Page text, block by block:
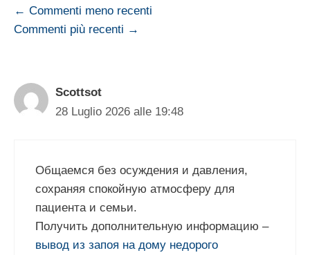
Navigazione
commenti
← Commenti meno recenti
Commenti più recenti →
Scottsot
28 Luglio 2026 alle 19:48
Общаемся без осуждения и давления,
сохраняя спокойную атмосферу для
пациента и семьи.
Получить дополнительную информацию –
вывод из запоя на дому недорого